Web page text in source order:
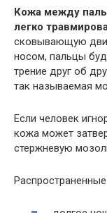
Кожа между
легко
сковывающую
носом, пальцы
трение друг об
так называемая
Если человек
кожа может
стержневую